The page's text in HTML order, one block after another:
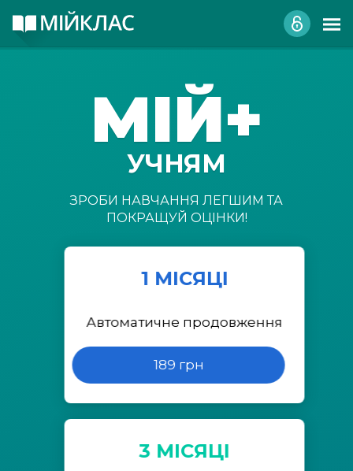
МІЙ+
УЧНЯМ
ЗРОБИ НАВЧАННЯ ЛЕГШИМ ТА
ПОКРАЩУЙ ОЦІНКИ!
1 МІСЯЦІ
Автоматичне продовження
189 грн
3 МІСЯЦІ